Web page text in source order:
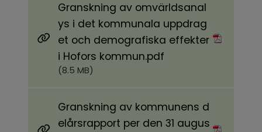
Granskning av omvärldsanal
ys i det kommunala uppdrag
et och demografiska effekter
i Hofors kommun.pdf
(8.5 MB)
Granskning av kommunens d
elårsrapport per den 31 augus